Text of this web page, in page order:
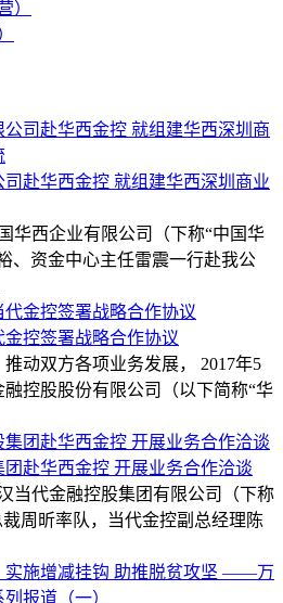
赴华西金控 就组建华西深圳商业
华西企业有限公司（下称“中国华
、资金中心主任雷震一行赴我公
控签署战略合作协议
动双方各项业务发展， 2017年5
融控股股份有限公司（以下简称“华
赴华西金控 开展业务合作洽谈
当代金融控股集团有限公司（下称
周昕率队，当代金控副总经理陈